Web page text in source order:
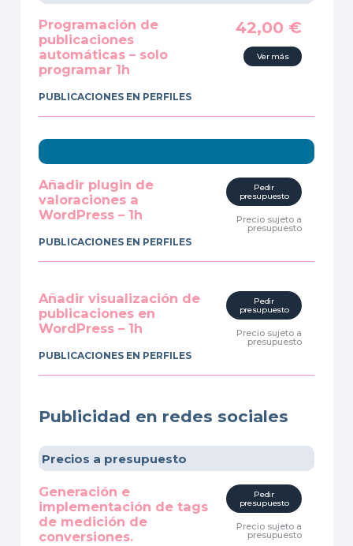
Programación de
publicaciones
automáticas – solo
programar 1h
PUBLICACIONES EN PERFILES
42,00 €
Ver más
Añadir plugin de
valoraciones a
WordPress – 1h
PUBLICACIONES EN PERFILES
Pedir
presupuesto
Precio sujeto a
presupuesto
Añadir visualización de
publicaciones en
WordPress – 1h
PUBLICACIONES EN PERFILES
Pedir
presupuesto
Precio sujeto a
presupuesto
Publicidad en redes sociales
Precios a presupuesto
Generación e
implementación de tags
de medición de
conversiones.
Pedir
presupuesto
Precio sujeto a
presupuesto